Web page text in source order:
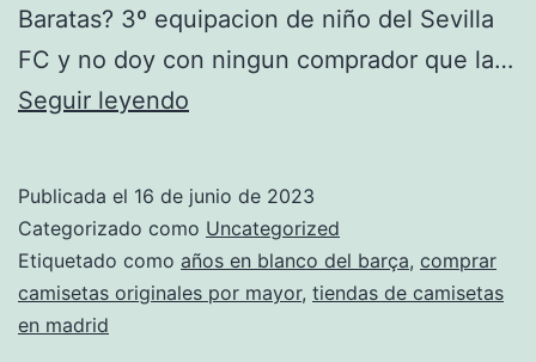
Baratas? 3º equipacion de niño del Sevilla
FC y no doy con ningun comprador que la…
Seguir leyendo
gratis
Publicada el 16 de junio de 2023
Categorizado como Uncategorized
Etiquetado como años en blanco del barça, comprar
camisetas originales por mayor, tiendas de camisetas
en madrid